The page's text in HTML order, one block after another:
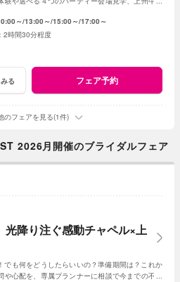
～ 13:00～ 15:00～ 17:00～
2時間30分程度
る フェア予約
のフェアを見る(1件)
2026月開催のブライダルフェア
光降り注ぐ感動チャペル×上
でも何をどうしたらいいの？準備期間は？これか
心配を、専属プランナーに相談で今までの不安